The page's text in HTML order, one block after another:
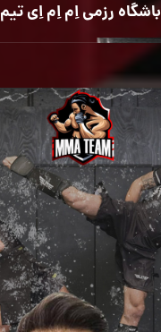
باشگاه رزمی اِم اِم اِی تیم